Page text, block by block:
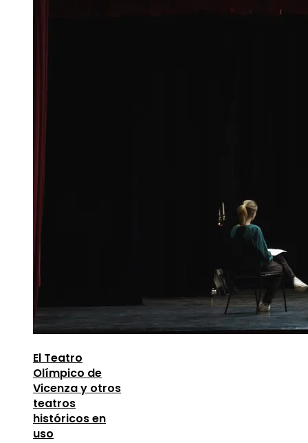
El Teatro
Olímpico de
Vicenza y otros
teatros
históricos en
uso